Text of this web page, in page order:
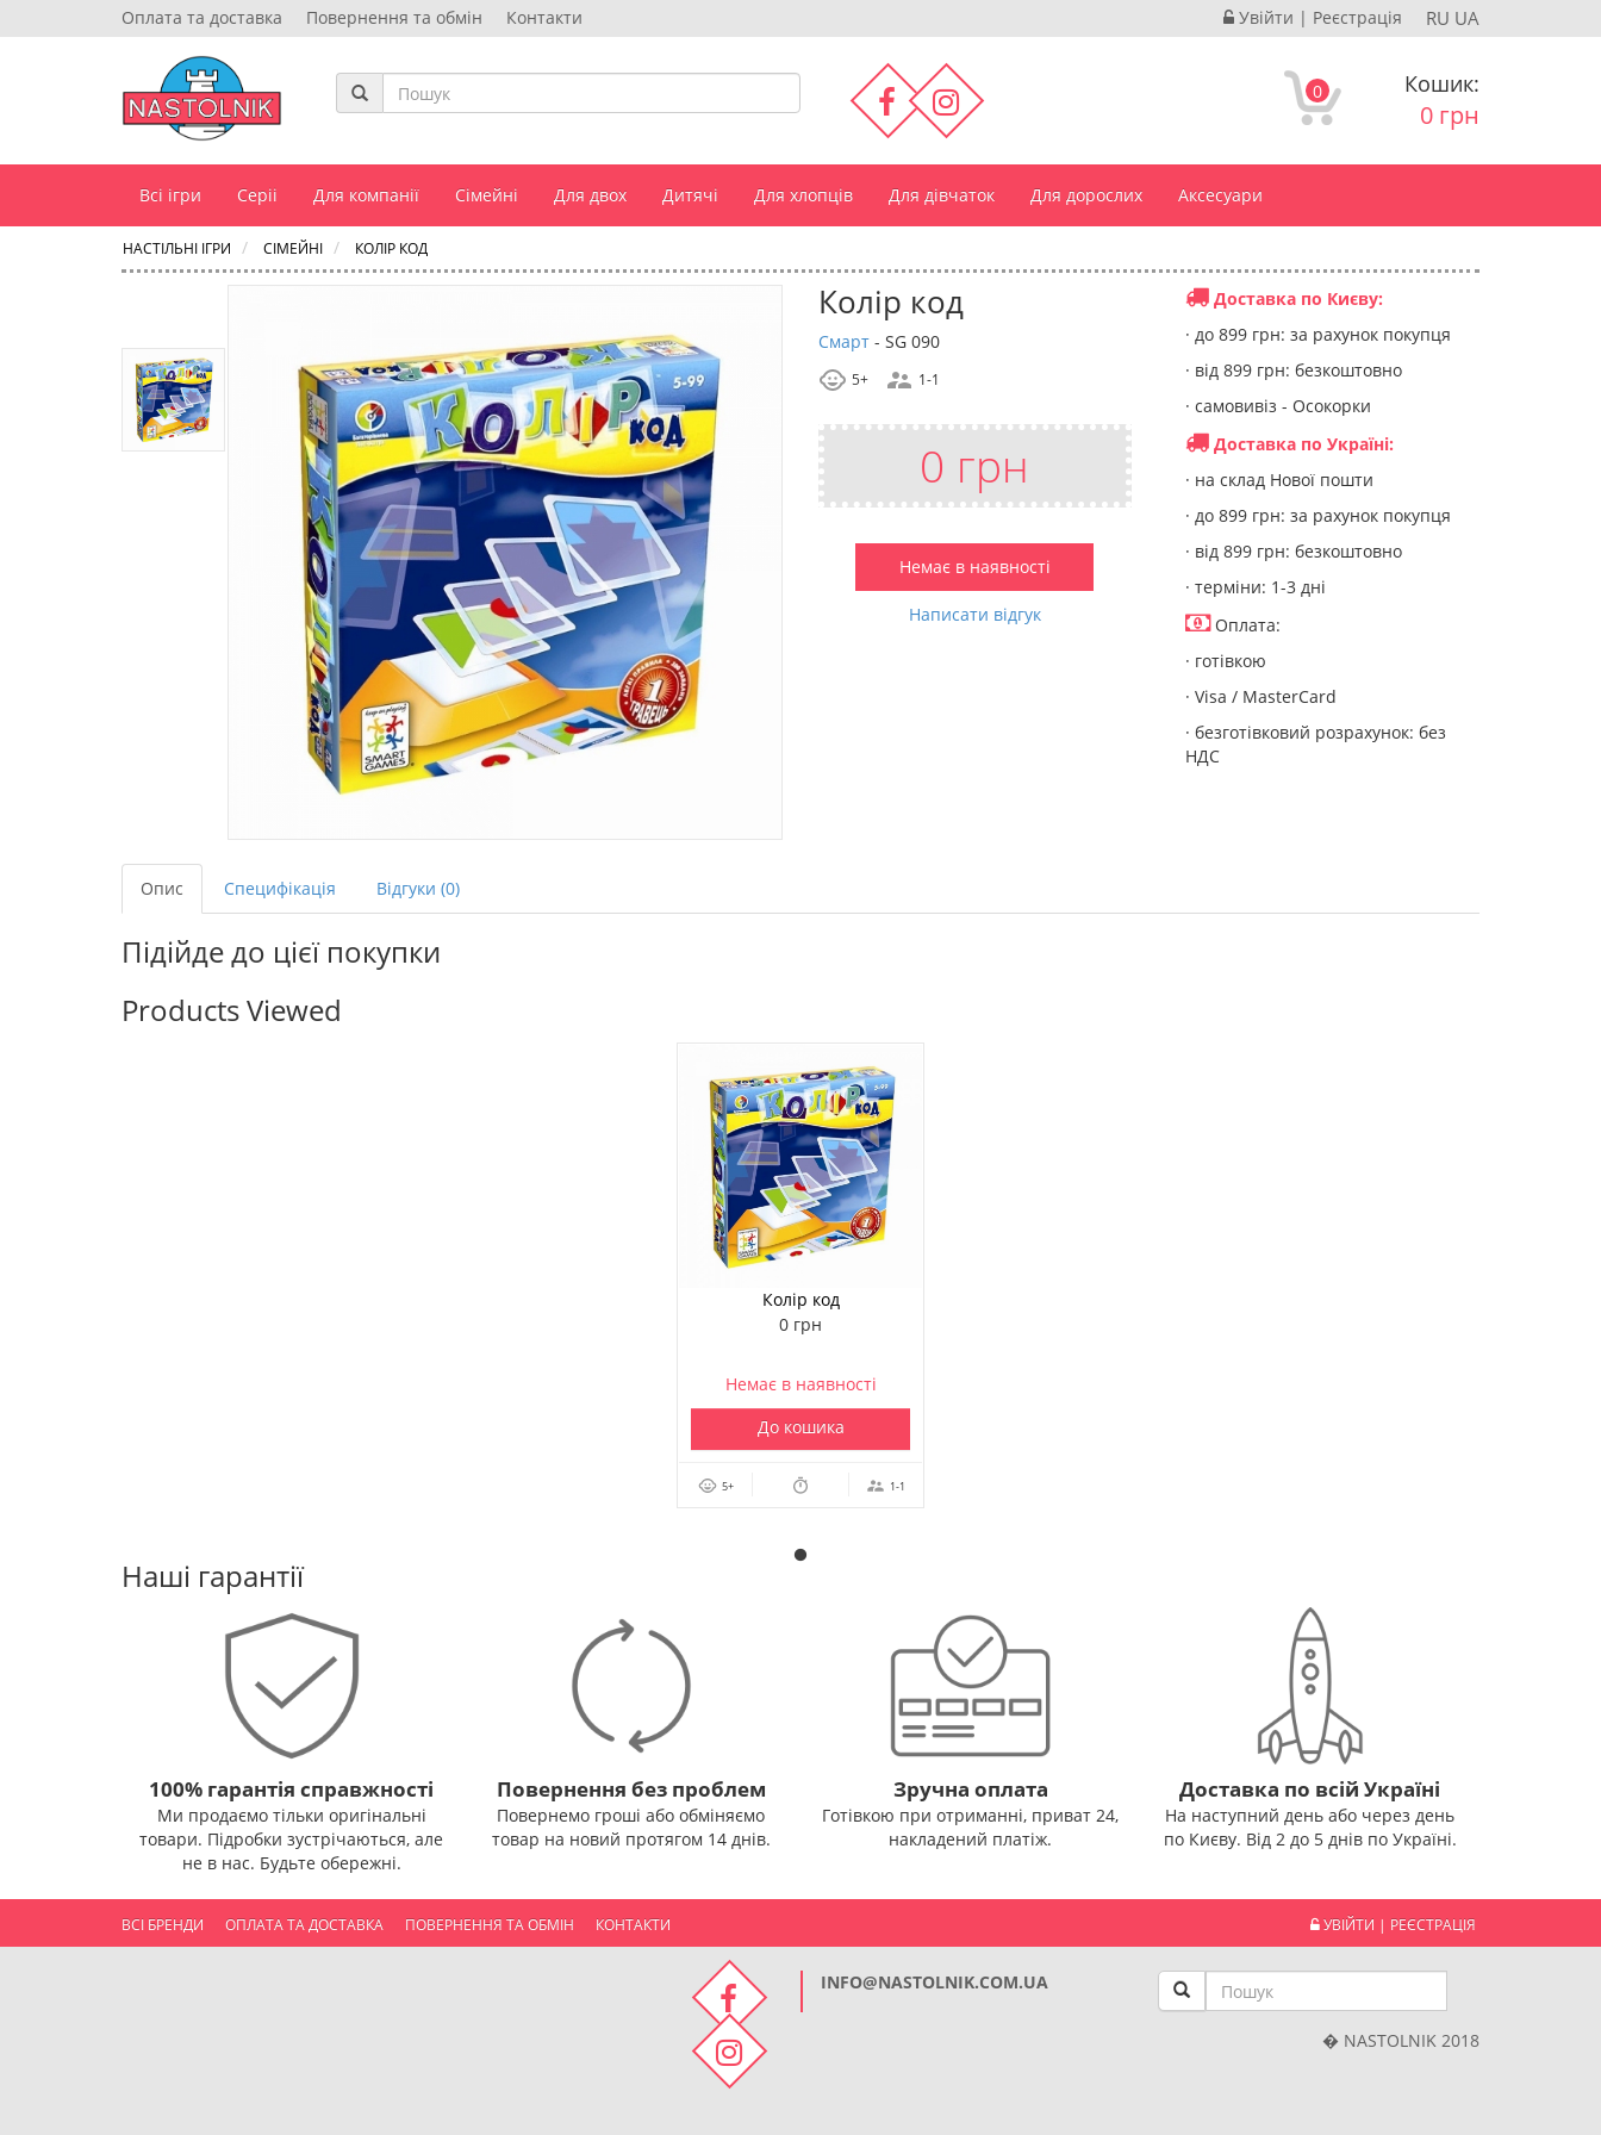
Оплата та доставка Повернення та обмін Контакти Увійти | Реєстрація RU UA
0 Кошик:
0 грн
Всі ігри Серіі Для компанії Сімейні Для двох Дитячі Для хлопців Для дівчаток Для дорослих Аксесуари
НАСТІЛЬНІ ІГРИ СІМЕЙНІ КОЛІР КОД
Колір код
Смарт - SG 090
5+ 1-1
0 грн
Немає в наявності
Написати відгук
Доставка по Києву:
· до 899 грн: за рахунок покупця
· від 899 грн: безкоштовно
· самовивіз - Осокорки
Доставка по Україні:
· на склад Нової пошти
· до 899 грн: за рахунок покупця
· від 899 грн: безкоштовно
· терміни: 1-3 дні
Оплата:
· готівкою
· Visa / MasterCard
· безготівковий розрахунок: без
НДС
Опис Специфікація Відгуки (0)
Підійде до цієї покупки
Products Viewed
Колір код
0 грн
Немає в наявності
До кошика
5+ 1-1
Наші гарантії
100% гарантія справжності
Ми продаємо тільки оригінальні
товари. Підробки зустрічаються, але
не в нас. Будьте обережні.
Повернення без проблем
Повернемо гроші або обміняємо
товар на новий протягом 14 днів.
Зручна оплата
Готівкою при отриманні, приват 24,
накладений платіж.
Доставка по всій Україні
На наступний день або через день
по Києву. Від 2 до 5 днів по Україні.
ВСІ БРЕНДИ ОПЛАТА ТА ДОСТАВКА ПОВЕРНЕННЯ ТА ОБМІН КОНТАКТИ УВІЙТИ | РЕЄСТРАЦІЯ
INFO@NASTOLNIK.COM.UA
� NASTOLNIK 2018